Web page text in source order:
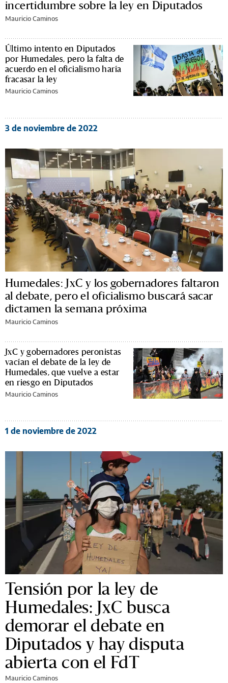
incertidumbre sobre la ley en Diputados
Mauricio Caminos
Último intento en Diputados
por Humedales, pero la falta de
acuerdo en el oficialismo haría
fracasar la ley
Mauricio Caminos
3 de noviembre de 2022
Humedales: JxC y los gobernadores faltaron
al debate, pero el oficialismo buscará sacar
dictamen la semana próxima
Mauricio Caminos
JxC y gobernadores peronistas
vacían el debate de la ley de
Humedales, que vuelve a estar
en riesgo en Diputados
Mauricio Caminos
1 de noviembre de 2022
Tensión por la ley de
Humedales: JxC busca
demorar el debate en
Diputados y hay disputa
abierta con el FdT
Mauricio Caminos